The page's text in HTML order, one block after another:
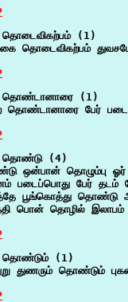
தொடைவிகற்பம் (1)
தொடைவிகற்பம்
தொண்டானாரை (1)
தொண்டானாரை பேர்
தொண்டு (4)
ஒன்பான் தொழும்பு ஓர்
படைப்பொது பேர்
பூங்கொத்து
பொன் தொழில்
தொண்டும் (1)
துணரும் தொண்டும்